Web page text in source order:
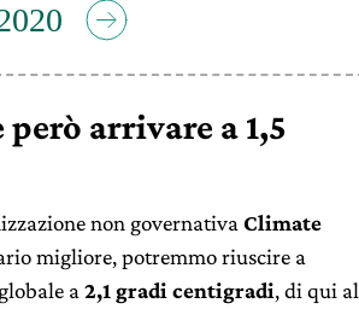
arrivare a 1,5
non governativa Climate
migliore, potremmo riuscire a
a 2,1 gradi centigradi, di qui al